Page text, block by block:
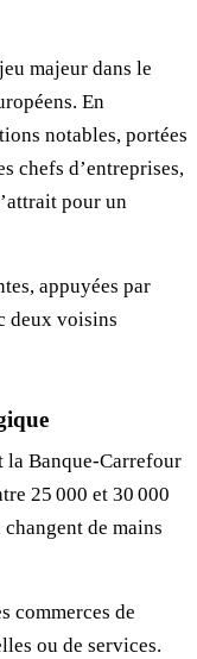
majeur dans le
En
notables, portées
chefs d’entreprises,
pour un
appuyées par
deux voisins
la Banque-Carrefour
25 000 et 30 000
de mains
commerces de
ou de services.